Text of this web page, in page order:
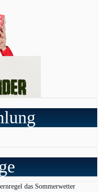
das Sommerwetter